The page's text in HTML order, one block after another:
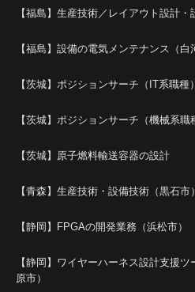
【福島】生産技術／レイアウト設計・
【福島】設備の電気メンテナンス（白
【茨城】ポジションサーチ（IT系職種）
【茨城】ポジションサーチ（機械系職
【茨城】原子燃料輸送容器の設計
【青森】生産技術・設備技術（黒石市）
【静岡】FPGAの開発業務（浜松市）
【静岡】ワイヤーハーネス設計支援
原市）